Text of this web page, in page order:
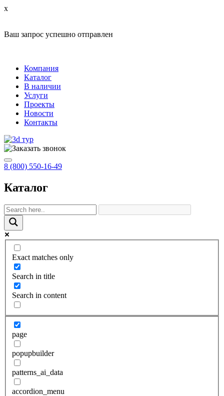
x
Ваш запрос успешно отправлен
Компания
Каталог
В наличии
Услуги
Проекты
Новости
Контакты
8 (800) 550-16-49
Каталог
Exact matches only
Search in title
Search in content
page
popupbuilder
patterns_ai_data
accordion_menu